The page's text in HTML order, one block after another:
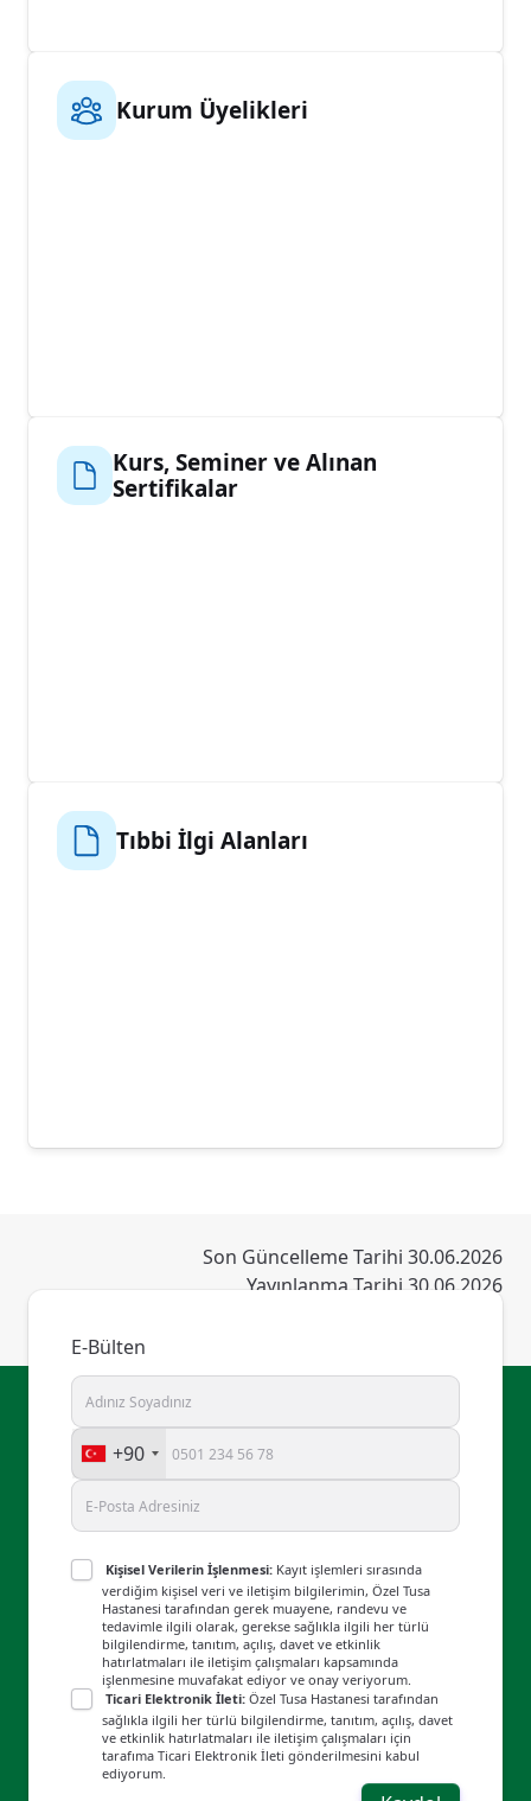
Kurum Üyelikleri
Kurs, Seminer ve Alınan
Sertifikalar
Tıbbi İlgi Alanları
Son Güncelleme Tarihi 30.06.2026
Yayınlanma Tarihi 30.06.2026
E-Bülten
+90
Kişisel Verilerin İşlenmesi: Kayıt işlemleri sırasında
verdiğim kişisel veri ve iletişim bilgilerimin, Özel Tusa
Hastanesi tarafından gerek muayene, randevu ve
tedavimle ilgili olarak, gerekse sağlıkla ilgili her türlü
bilgilendirme, tanıtım, açılış, davet ve etkinlik
hatırlatmaları ile iletişim çalışmaları kapsamında
işlenmesine muvafakat ediyor ve onay veriyorum.
Ticari Elektronik İleti: Özel Tusa Hastanesi tarafından
sağlıkla ilgili her türlü bilgilendirme, tanıtım, açılış, davet
ve etkinlik hatırlatmaları ile iletişim çalışmaları için
tarafıma Ticari Elektronik İleti gönderilmesini kabul
ediyorum.